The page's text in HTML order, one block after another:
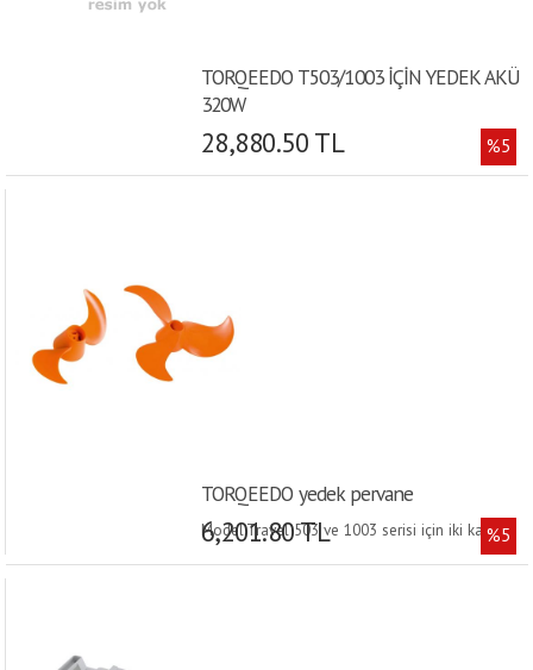
TORQEEDO T503/1003 İÇİN YEDEK AKÜ
320W
28,880.50 TL %5
TORQEEDO yedek pervane
Model:Travel 503 ve 1003 serisi için iki kanatlı
pervane ·
6,201.80 TL %5